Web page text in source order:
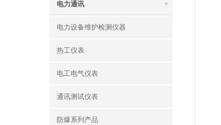
电力通讯
电力设备维护检测仪器
热工仪表
电工电气仪表
通讯测试仪表
防爆系列产品